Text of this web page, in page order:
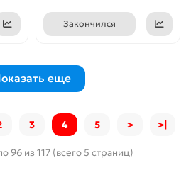
Закончился
еще
3 4 5 > >|
96 из 117 (всего 5 страниц)